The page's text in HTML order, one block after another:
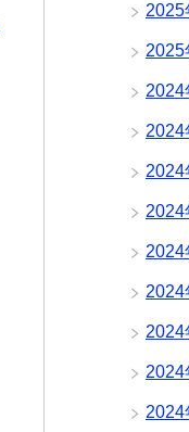
2025
2025
2024
2024
2024
2024
2024
2024
2024
2024
2024